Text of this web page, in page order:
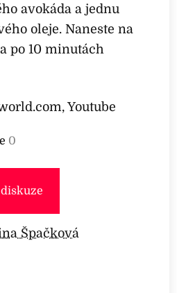
avokáda a jednu
oleje. Naneste na
po 10 minutách
Youtube
0
Špačková